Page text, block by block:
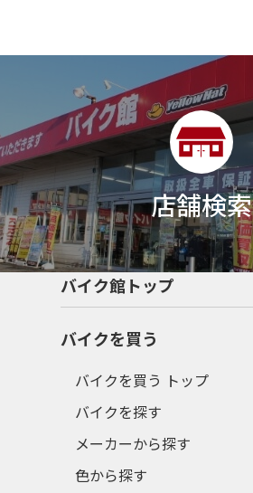
店舗検索
バイク館トップ
バイクを買う
バイクを買う トップ
バイクを探す
メーカーから探す
色から探す